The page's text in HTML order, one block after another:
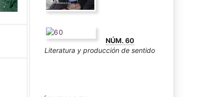
NÚM. 60
Literatura y producción de sentido